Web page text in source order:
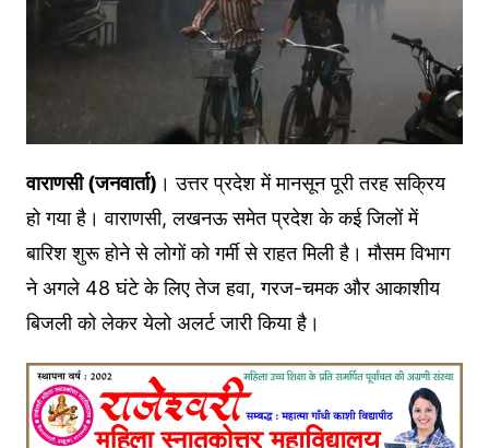
वाराणसी (जनवार्ता) । उत्तर प्रदेश में मानसून पूरी तरह सक्रिय
हो गया है। वाराणसी, लखनऊ समेत प्रदेश के कई जिलों में
बारिश शुरू होने से लोगों को गर्मी से राहत मिली है। मौसम विभाग
ने अगले 48 घंटे के लिए तेज हवा, गरज-चमक और आकाशीय
बिजली को लेकर येलो अलर्ट जारी किया है।